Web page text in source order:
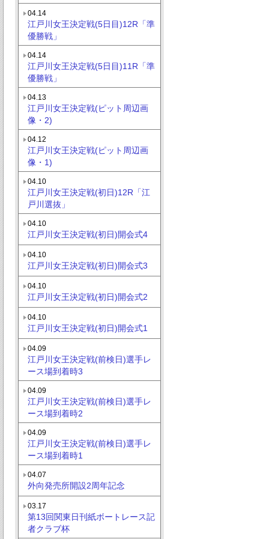
04.14
江戸川女王決定戦(5日目)12R「準
優勝戦」
04.14
江戸川女王決定戦(5日目)11R「準
優勝戦」
04.13
江戸川女王決定戦(ピット周辺画
像・2)
04.12
江戸川女王決定戦(ピット周辺画
像・1)
04.10
江戸川女王決定戦(初日)12R「江
戸川選抜」
04.10
江戸川女王決定戦(初日)開会式4
04.10
江戸川女王決定戦(初日)開会式3
04.10
江戸川女王決定戦(初日)開会式2
04.10
江戸川女王決定戦(初日)開会式1
04.09
江戸川女王決定戦(前検日)選手レ
ース場到着時3
04.09
江戸川女王決定戦(前検日)選手レ
ース場到着時2
04.09
江戸川女王決定戦(前検日)選手レ
ース場到着時1
04.07
外向発売所開設2周年記念
03.17
第13回関東日刊紙ボートレース記
者クラブ杯